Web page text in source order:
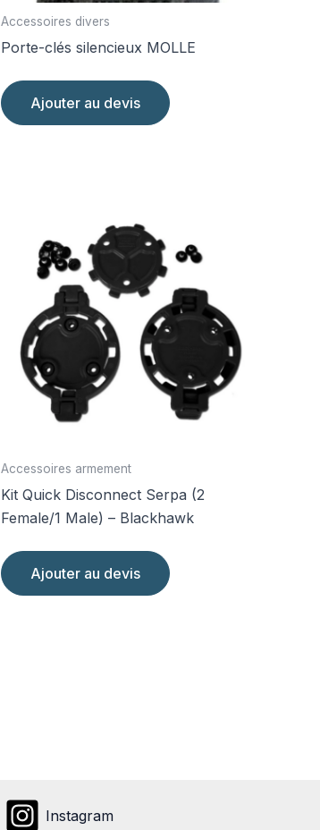
Accessoires divers
Porte-clés silencieux MOLLE
Ajouter au devis
Accessoires armement
Kit Quick Disconnect Serpa (2
Female/1 Male) – Blackhawk
Ajouter au devis
Instagram